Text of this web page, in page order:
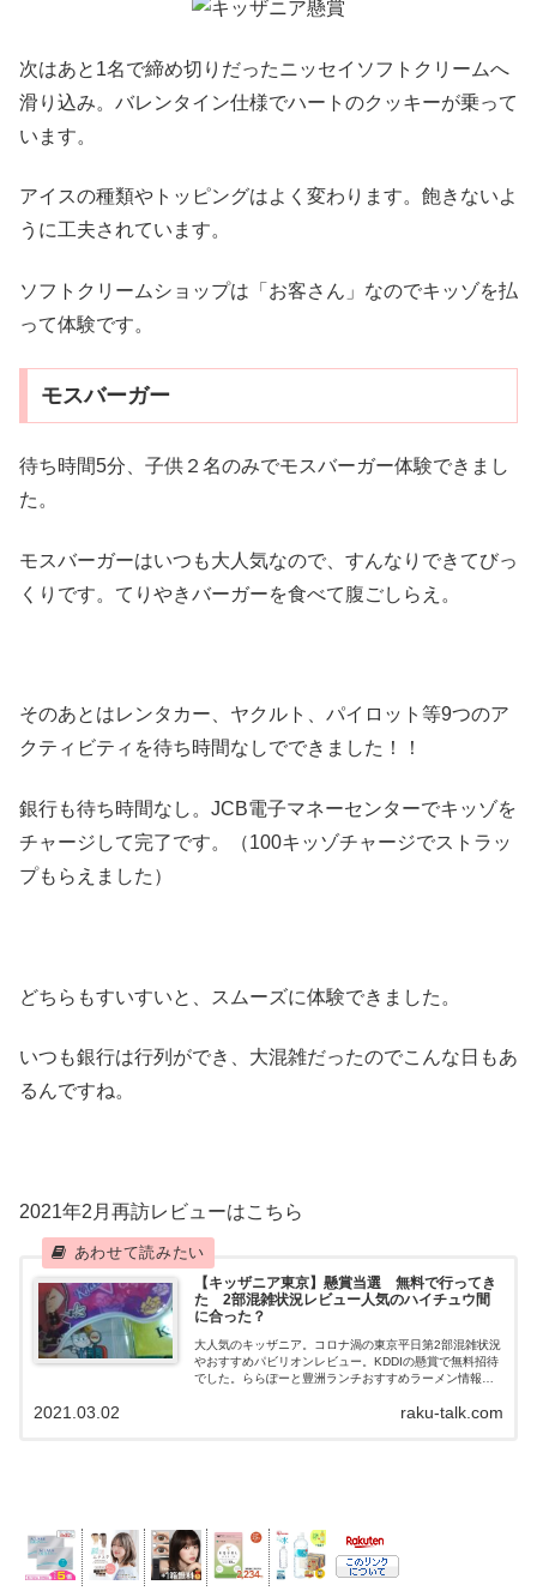
次はあと1名で締め切りだったニッセイソフトクリームへ
滑り込み。バレンタイン仕様でハートのクッキーが乗って
います。
アイスの種類やトッピングはよく変わります。飽きないよ
うに工夫されています。
ソフトクリームショップは「お客さん」なのでキッゾを払
って体験です。
モスバーガー
待ち時間5分、子供２名のみでモスバーガー体験できまし
た。
モスバーガーはいつも大人気なので、すんなりできてびっ
くりです。てりやきバーガーを食べて腹ごしらえ。
そのあとはレンタカー、ヤクルト、パイロット等9つのア
クティビティを待ち時間なしでできました！！
銀行も待ち時間なし。JCB電子マネーセンターでキッゾを
チャージして完了です。（100キッゾチャージでストラッ
プもらえました）
どちらもすいすいと、スムーズに体験できました。
いつも銀行は行列ができ、大混雑だったのでこんな日もあ
るんですね。
2021年2月再訪レビューはこちら
【キッザニア東京】懸賞当選 無料で行ってき
た 2部混雑状況レビュー人気のハイチュウ間
に合った？
大人気のキッザニア。コロナ渦の東京平日第2部混雑状況
やおすすめパビリオンレビュー。KDDIの懸賞で無料招待
でした。ららぽーと豊洲ランチおすすめラーメン情報
raku-talk.com
2021.03.02